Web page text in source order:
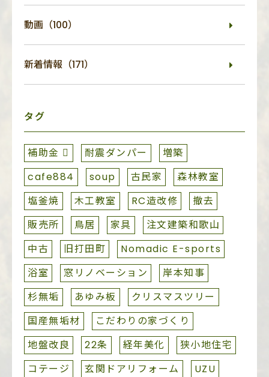
動画（100）
新着情報（171）
タグ
補助金  耐震ダンパー
増築
cafe884
soup 古民家
森林教室
塩釜焼
木工教室 RC造改修
撤去
販売所
鳥居 家具
注文建築和歌山
中古
旧打田町
Nomadic E-sports
浴室
窓リノベーション
岸本知事
杉無垢
あゆみ板
クリスマスツリー
国産無垢材
こだわりの家づくり
地盤改良
22条 経年美化
狭小地住宅
コテージ
玄関ドアリフォーム
UZU